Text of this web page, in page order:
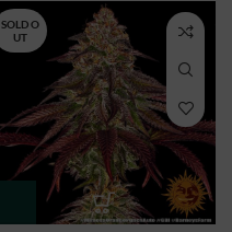
SOLD O
UT